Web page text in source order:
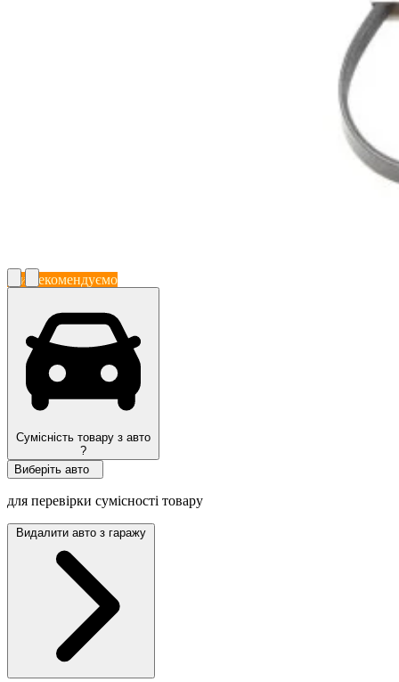
Ми рекомендуємо
Сумісність товару з авто
?
Виберіть авто
для перевірки сумісності товару
Видалити авто з гаражу